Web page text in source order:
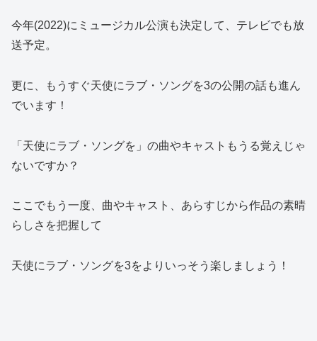
今年(2022)にミュージカル公演も決定して、テレビでも放
送予定。
更に、もうすぐ天使にラブ・ソングを3の公開の話も進ん
でいます！
「天使にラブ・ソングを」の曲やキャストもうる覚えじゃ
ないですか？
ここでもう一度、曲やキャスト、あらすじから作品の素晴
らしさを把握して
天使にラブ・ソングを3をよりいっそう楽しましょう！